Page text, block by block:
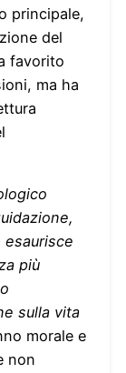
principale,
del
favorito
ma ha
più
sulla vita
morale e
non